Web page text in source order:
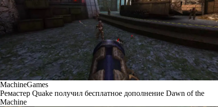
MachineGames
Ремастер Quake получил бесплатное дополнение Dawn of the
Machine